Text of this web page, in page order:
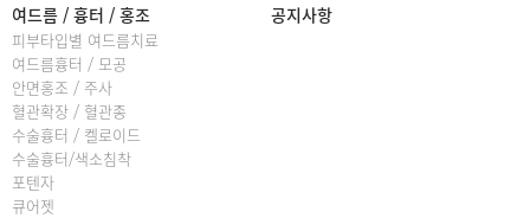
여드름 / 흉터 / 홍조
피부타입별 여드름치료
여드름흉터 / 모공
안면홍조 / 주사
혈관확장 / 혈관종
수술흉터 / 켈로이드
수술흉터/색소침착
포텐자
큐어젯
공지사항